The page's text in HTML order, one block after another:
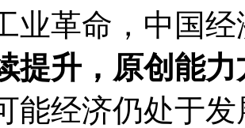
业革命，中国
提升，原创能
能经济仍处于